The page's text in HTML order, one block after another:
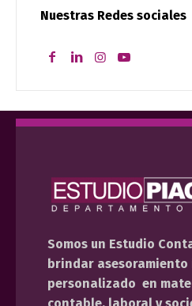
Nuestras Redes sociales
Somos un Estudio
brindar
personalizado en